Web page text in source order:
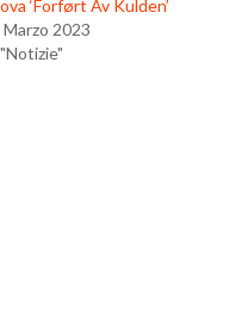
‘Forført Av Kulden’
Marzo 2023